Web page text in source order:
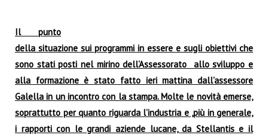
Il punto
della situazione sui programmi in essere e sugli obiettivi che
sono stati posti nel mirino dell’Assessorato allo sviluppo e
alla formazione è stato fatto ieri mattina dall’assessore
Galella in un incontro con la stampa. Molte le novità emerse,
soprattutto per quanto riguarda l’industria e ,più in generale,
i rapporti con le grandi aziende lucane, da Stellantis e il